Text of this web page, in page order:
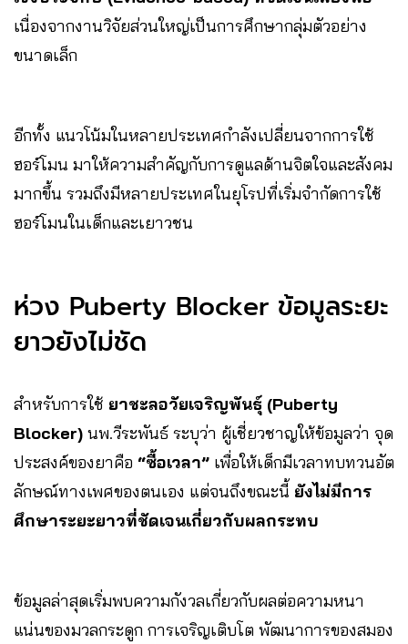
เนื่องจากงานวิจัยส่วนใหญ่เป็นการศึกษากลุ่มตัวอย่าง
ขนาดเล็ก
อีกทั้ง แนวโน้มในหลายประเทศกำลังเปลี่ยนจากการใช้
ฮอร์โมน มาให้ความสำคัญกับการดูแลด้านจิตใจและสังคม
มากขึ้น รวมถึงมีหลายประเทศในยุโรปที่เริ่มจำกัดการใช้
ฮอร์โมนในเด็กและเยาวชน
ห่วง Puberty Blocker ข้อมูลระยะ
ยาวยังไม่ชัด
สำหรับการใช้ ยาชะลอวัยเจริญพันธุ์ (Puberty
Blocker) นพ.วีระพันธ์ ระบุว่า ผู้เชี่ยวชาญให้ข้อมูลว่า จุด
ประสงค์ของยาคือ “ซื้อเวลา” เพื่อให้เด็กมีเวลาทบทวนอัต
ลักษณ์ทางเพศของตนเอง แต่จนถึงขณะนี้ ยังไม่มีการ
ศึกษาระยะยาวที่ชัดเจนเกี่ยวกับผลกระทบ
ข้อมูลล่าสุดเริ่มพบความกังวลเกี่ยวกับผลต่อความหนา
แน่นของมวลกระดูก การเจริญเติบโต พัฒนาการของสมอง